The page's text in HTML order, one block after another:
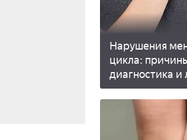
Нарушения
цикла:
диагностика и